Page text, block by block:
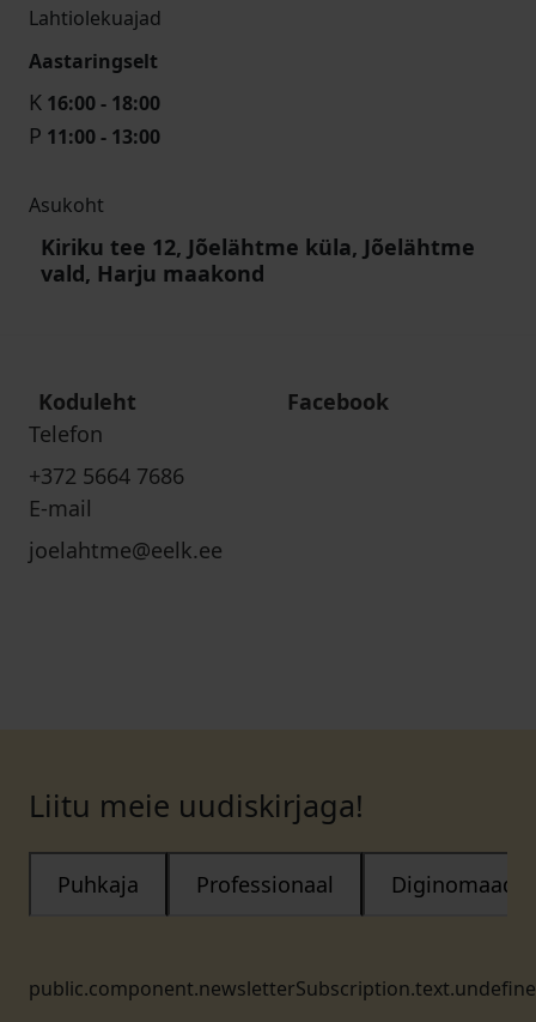
Lahtiolekuajad
Aastaringselt
K 16:00 - 18:00
P 11:00 - 13:00
Asukoht
Kiriku tee 12, Jõelähtme küla, Jõelähtme
vald, Harju maakond
Koduleht
Facebook
Telefon
+372 5664 7686
E-mail
joelahtme@eelk.ee
Liitu meie uudiskirjaga!
Puhkaja Professionaal Diginomaad